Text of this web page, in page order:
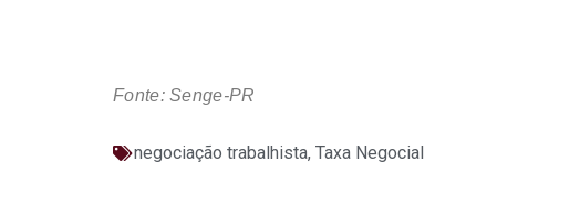
Fonte: Senge-PR
negociação trabalhista, Taxa Negocial